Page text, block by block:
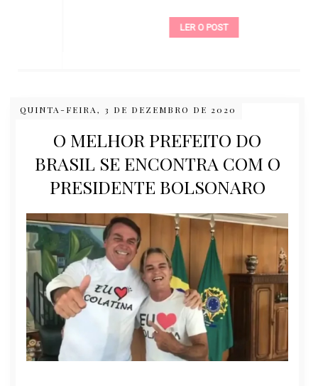
LER O POST
QUINTA-FEIRA, 3 DE DEZEMBRO DE 2020
O MELHOR PREFEITO DO
BRASIL SE ENCONTRA COM O
PRESIDENTE BOLSONARO